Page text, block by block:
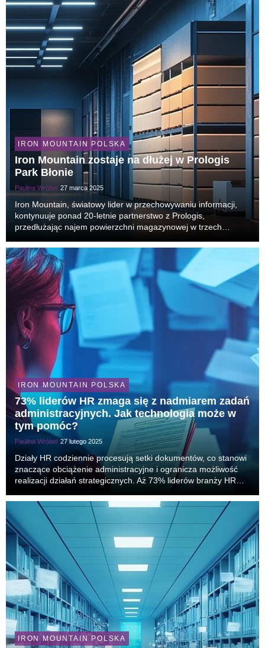
IRON MOUNTAIN POLSKA
Iron Mountain zostaje na dłużej w Prologis
Park Błonie
Paulina Wróbel 27 marca 2025
Iron Mountain, światowy lider w przechowywaniu informacji,
kontynuuje ponad 20-letnie partnerstwo z Prologis,
przedłużając najem powierzchni magazynowej w trzech
opiera się na umowie Clear Lease®, która gwarant...
IRON MOUNTAIN POLSKA
73% liderów HR zmaga się z nadmiarem zadań
administracyjnych. Jak technologia może w
tym pomóc?
Paulina Wróbel 27 lutego 2025
Działy HR codziennie procesują setki dokumentów, co stanowi
znaczące obciążenie administracyjne i ogranicza możliwość
realizacji działań strategicznych. Aż 73% liderów branży HR
odpowiednich rozwiązań technologicz...
IRON MOUNTAIN POLSKA